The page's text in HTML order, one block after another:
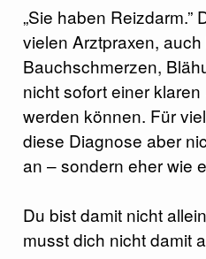
„Sie haben Reizdarm.”
vielen Arztpraxen,
Bauchschmerzen,
nicht sofort einer
werden können. Für
diese Diagnose aber
an – sondern eher wie
Du bist damit nicht
musst dich nicht damit